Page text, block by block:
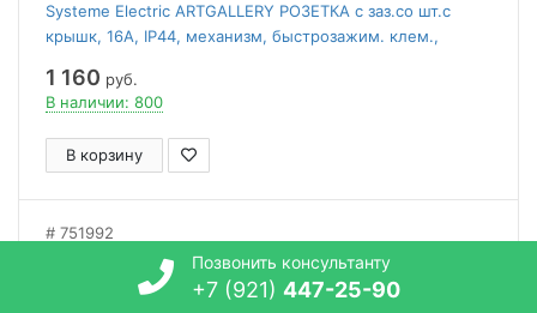
Systeme Electric ARTGALLERY РОЗЕТКА с заз.со шт.с
крышк, 16А, IP44, механизм, быстрозажим. клем.,
1 160 руб.
В наличии: 800
В корзину
751992
Позвонить консультанту
+7 (921) 447-25-90